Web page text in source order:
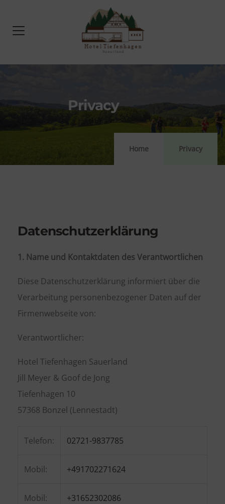
Privacy
Home Privacy
Datenschutzerklärung
1. Name und Kontaktdaten des Verantwortlichen
Diese Datenschutzerklärung informiert über die
Verarbeitung personenbezogener Daten auf der
Firmenwebseite von:
Verantwortlicher:
Hotel Tiefenhagen Sauerland
Jill Meyer & Goof de Jong
Tiefenhagen 10
57368 Bonzel (Lennestadt)
Telefon: 02721-9837785
Mobil: +491702271624
Mobil: +31652302086